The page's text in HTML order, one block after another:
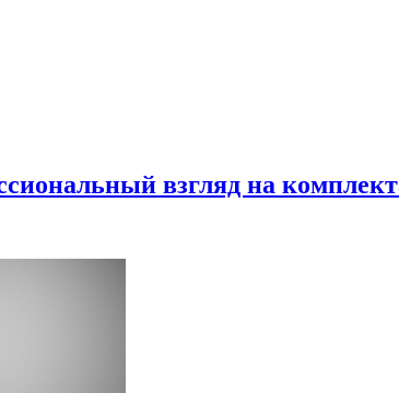
взгляд на